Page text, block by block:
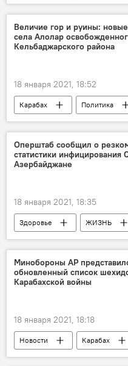
ЖИЗНЬ
туризм
Величие гор и руины:
села Алолар
Кельбаджарского района
18 января 2021, 18:52
Карабах Политика
Азербайджан
Новости
Кельбаджарский район
МУЛЬТИМЕДИА
Видео
Оперштаб сообщил о
статистики инфицирования
Азербайджане
18 января 2021, 18:35
Здоровье ЖИЗНЬ
Новости
Коронавирус
Минобороны АР
обновленный список
Карабахской войны
18 января 2021, 18:18
Новости Карабах
Минобороны АР